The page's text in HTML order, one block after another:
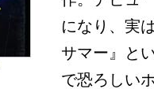
になり、実
サマー』と
で恐ろしい